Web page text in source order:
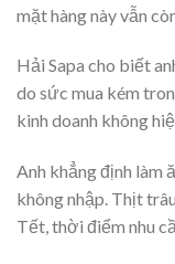
mặt hàng này vẫn
Hải Sapa cho biết
do sức mua kém
kinh doanh không
Anh khẳng định làm
không nhập. Thịt
Tết, thời điểm nhu